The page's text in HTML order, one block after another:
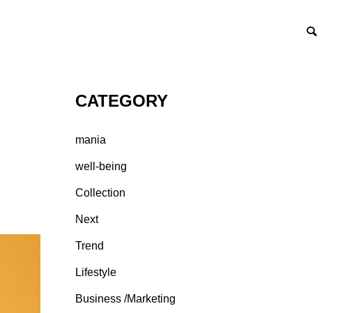
CATEGORY
mania
well-being
Collection
Next
Trend
Lifestyle
Business /Marketing